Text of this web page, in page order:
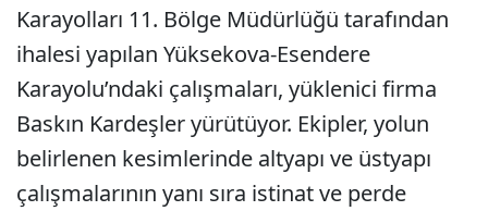
Karayolları 11. Bölge Müdürlüğü tarafından
ihalesi yapılan Yüksekova-Esendere
Karayolu’ndaki çalışmaları, yüklenici firma
Baskın Kardeşler yürütüyor. Ekipler, yolun
belirlenen kesimlerinde altyapı ve üstyapı
çalışmalarının yanı sıra istinat ve perde